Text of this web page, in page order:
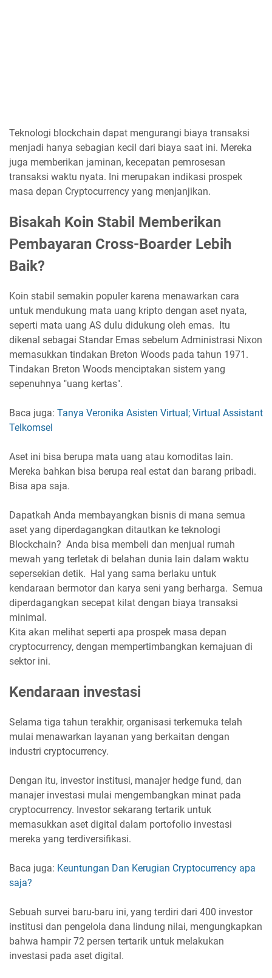
Teknologi blockchain dapat mengurangi biaya transaksi
menjadi hanya sebagian kecil dari biaya saat ini. Mereka
juga memberikan jaminan, kecepatan pemrosesan
transaksi waktu nyata. Ini merupakan indikasi prospek
masa depan Cryptocurrency yang menjanjikan.
Bisakah Koin Stabil Memberikan
Pembayaran Cross-Boarder Lebih
Baik?
Koin stabil semakin populer karena menawarkan cara
untuk mendukung mata uang kripto dengan aset nyata,
seperti mata uang AS dulu didukung oleh emas. Itu
dikenal sebagai Standar Emas sebelum Administrasi Nixon
memasukkan tindakan Breton Woods pada tahun 1971.
Tindakan Breton Woods menciptakan sistem yang
sepenuhnya "uang kertas".
Baca juga: Tanya Veronika Asisten Virtual; Virtual Assistant
Telkomsel
Aset ini bisa berupa mata uang atau komoditas lain.
Mereka bahkan bisa berupa real estat dan barang pribadi.
Bisa apa saja.
Dapatkah Anda membayangkan bisnis di mana semua
aset yang diperdagangkan ditautkan ke teknologi
Blockchain? Anda bisa membeli dan menjual rumah
mewah yang terletak di belahan dunia lain dalam waktu
sepersekian detik. Hal yang sama berlaku untuk
kendaraan bermotor dan karya seni yang berharga. Semua
diperdagangkan secepat kilat dengan biaya transaksi
minimal.
Kita akan melihat seperti apa prospek masa depan
cryptocurrency, dengan mempertimbangkan kemajuan di
sektor ini.
Kendaraan investasi
Selama tiga tahun terakhir, organisasi terkemuka telah
mulai menawarkan layanan yang berkaitan dengan
industri cryptocurrency.
Dengan itu, investor institusi, manajer hedge fund, dan
manajer investasi mulai mengembangkan minat pada
cryptocurrency. Investor sekarang tertarik untuk
memasukkan aset digital dalam portofolio investasi
mereka yang terdiversifikasi.
Baca juga: Keuntungan Dan Kerugian Cryptocurrency apa
saja?
Sebuah survei baru-baru ini, yang terdiri dari 400 investor
institusi dan pengelola dana lindung nilai, mengungkapkan
bahwa hampir 72 persen tertarik untuk melakukan
investasi pada aset digital.